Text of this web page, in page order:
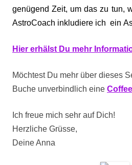
genügend Zeit, um das zu tun,
AstroCoach inkludiere ich ein
Hier erhälst Du mehr
Möchtest Du mehr über dieses
Buche unverbindlich eine
Ich freue mich sehr auf Dich!
Herzliche Grüsse,
Deine Anna